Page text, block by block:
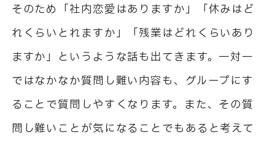
そのため「社内恋愛はありますか」「休みはど
れくらいとれますか」「残業はどれくらいあり
ますか」というような話も出てきます。一対一
ではなかなか質問し難い内容も、グループにす
ることで質問しやすくなります。また、その質
問し難いことが気になることでもあると考えて